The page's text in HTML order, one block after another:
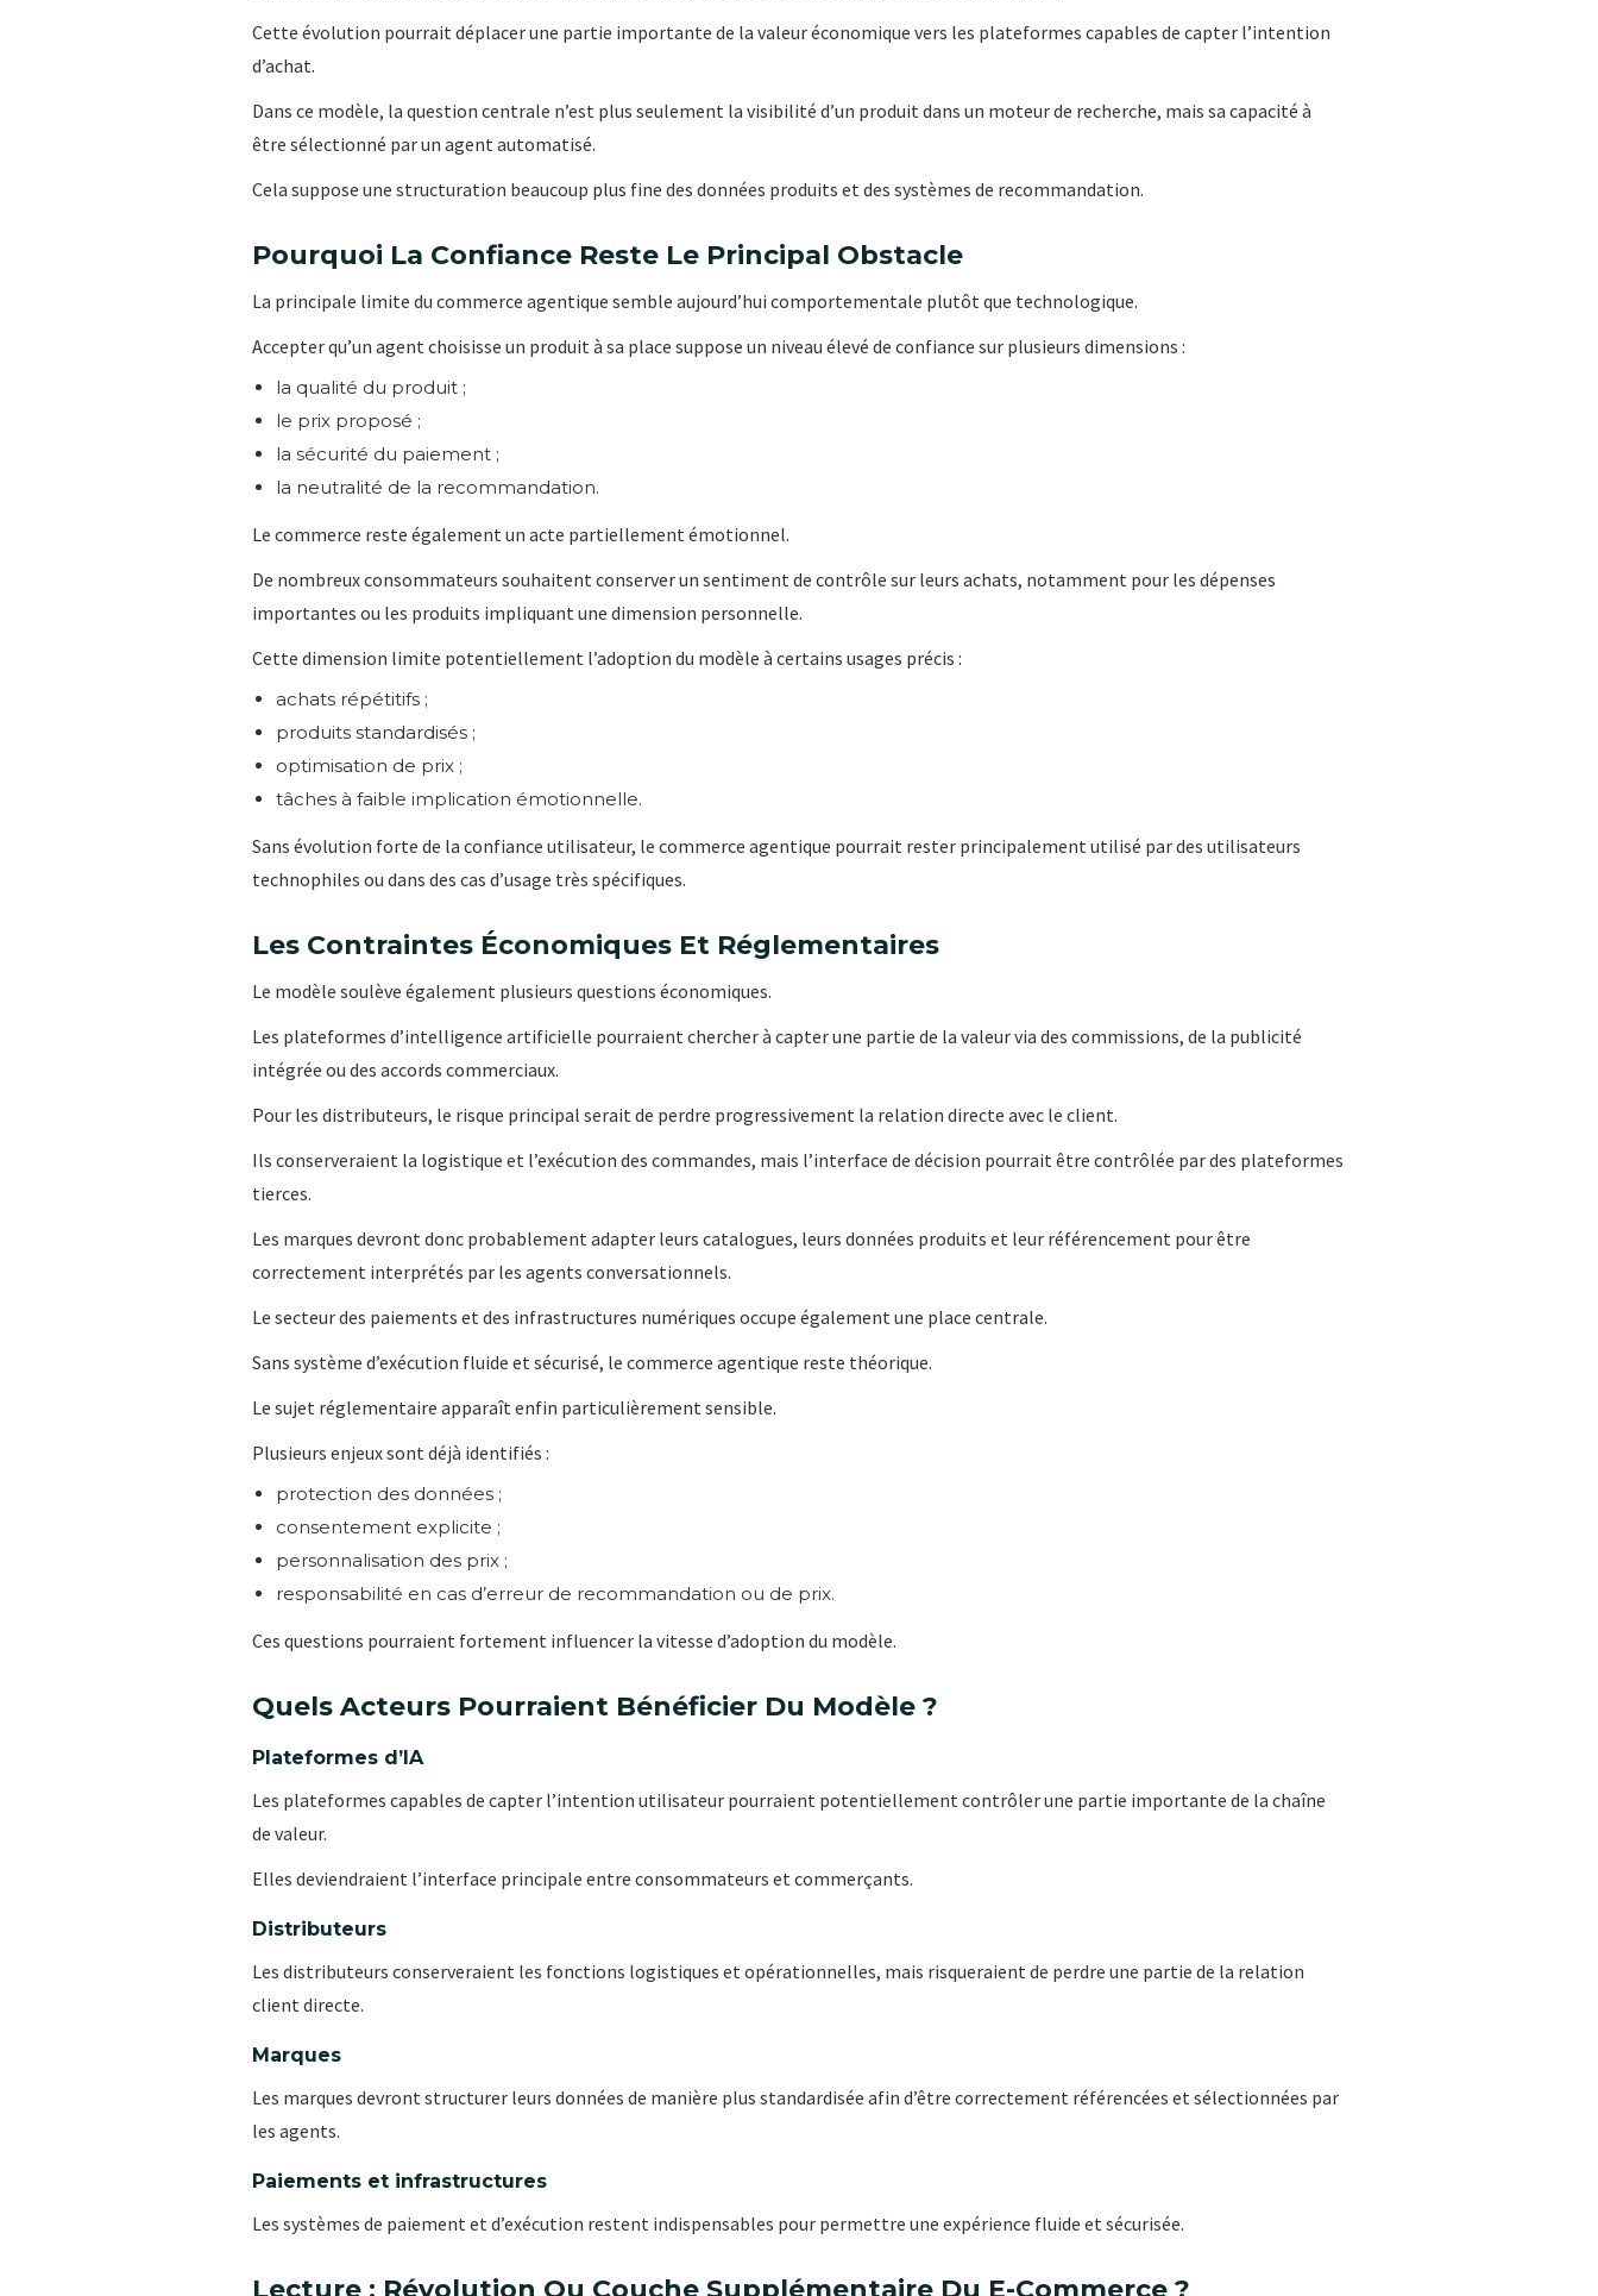
Cette évolution pourrait déplacer une partie importante de la valeur économique vers les plateformes capables de capter l’intention
d’achat.
Dans ce modèle, la question centrale n’est plus seulement la visibilité d’un produit dans un moteur de recherche, mais sa capacité à
être sélectionné par un agent automatisé.
Cela suppose une structuration beaucoup plus fine des données produits et des systèmes de recommandation.
Pourquoi La Confiance Reste Le Principal Obstacle
La principale limite du commerce agentique semble aujourd’hui comportementale plutôt que technologique.
Accepter qu’un agent choisisse un produit à sa place suppose un niveau élevé de confiance sur plusieurs dimensions :
la qualité du produit ;
le prix proposé ;
la sécurité du paiement ;
la neutralité de la recommandation.
Le commerce reste également un acte partiellement émotionnel.
De nombreux consommateurs souhaitent conserver un sentiment de contrôle sur leurs achats, notamment pour les dépenses
importantes ou les produits impliquant une dimension personnelle.
Cette dimension limite potentiellement l’adoption du modèle à certains usages précis :
achats répétitifs ;
produits standardisés ;
optimisation de prix ;
tâches à faible implication émotionnelle.
Sans évolution forte de la confiance utilisateur, le commerce agentique pourrait rester principalement utilisé par des utilisateurs
technophiles ou dans des cas d’usage très spécifiques.
Les Contraintes Économiques Et Réglementaires
Le modèle soulève également plusieurs questions économiques.
Les plateformes d’intelligence artificielle pourraient chercher à capter une partie de la valeur via des commissions, de la publicité
intégrée ou des accords commerciaux.
Pour les distributeurs, le risque principal serait de perdre progressivement la relation directe avec le client.
Ils conserveraient la logistique et l’exécution des commandes, mais l’interface de décision pourrait être contrôlée par des plateformes
tierces.
Les marques devront donc probablement adapter leurs catalogues, leurs données produits et leur référencement pour être
correctement interprétés par les agents conversationnels.
Le secteur des paiements et des infrastructures numériques occupe également une place centrale.
Sans système d’exécution fluide et sécurisé, le commerce agentique reste théorique.
Le sujet réglementaire apparaît enfin particulièrement sensible.
Plusieurs enjeux sont déjà identifiés :
protection des données ;
consentement explicite ;
personnalisation des prix ;
responsabilité en cas d’erreur de recommandation ou de prix.
Ces questions pourraient fortement influencer la vitesse d’adoption du modèle.
Quels Acteurs Pourraient Bénéficier Du Modèle ?
Plateformes d’IA
Les plateformes capables de capter l’intention utilisateur pourraient potentiellement contrôler une partie importante de la chaîne
de valeur.
Elles deviendraient l’interface principale entre consommateurs et commerçants.
Distributeurs
Les distributeurs conserveraient les fonctions logistiques et opérationnelles, mais risqueraient de perdre une partie de la relation
client directe.
Marques
Les marques devront structurer leurs données de manière plus standardisée afin d’être correctement référencées et sélectionnées par
les agents.
Paiements et infrastructures
Les systèmes de paiement et d’exécution restent indispensables pour permettre une expérience fluide et sécurisée.
Lecture : Révolution Ou Couche Supplémentaire Du E-Commerce ?